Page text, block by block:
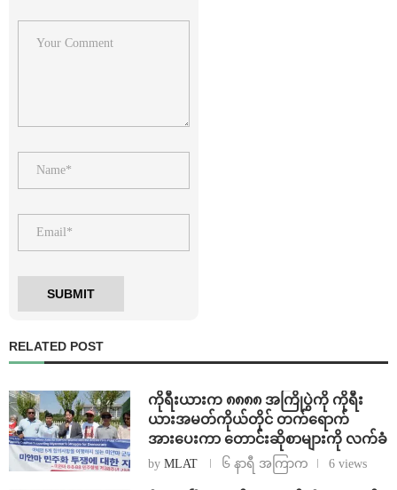
RELATED POST
ကိုရီးယားက ၈၈၈၈ အကြိုပွဲကို ကိုရီး
ယားအမတ်ကိုယ်တိုင် တက်ရောက်
အားပေးကာ တောင်းဆိုစာများကို လက်ခံ
by MLAT ၆ နာရီ အကြာက 6 views